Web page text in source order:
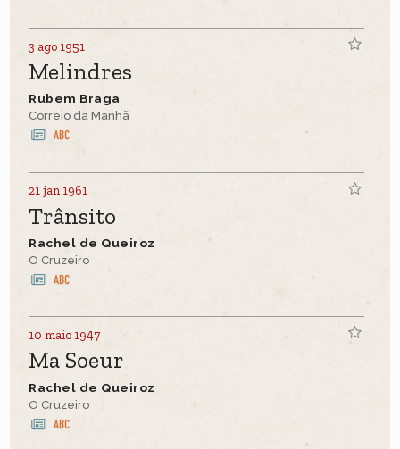
3 ago 1951
Melindres
Rubem Braga
Correio da Manhã
21 jan 1961
Trânsito
Rachel de Queiroz
O Cruzeiro
10 maio 1947
Ma Soeur
Rachel de Queiroz
O Cruzeiro